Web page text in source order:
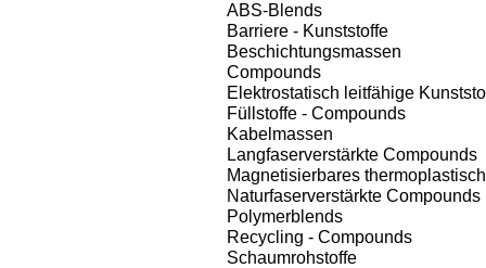
ABS-Blends
Barriere - Kunststoffe
Beschichtungsmassen
Compounds
Elektrostatisch leitfähige
Füllstoffe - Compounds
Kabelmassen
Langfaserverstärkte Compounds
Magnetisierbares
Naturfaserverstärkte Compounds
Polymerblends
Recycling - Compounds
Schaumrohstoffe